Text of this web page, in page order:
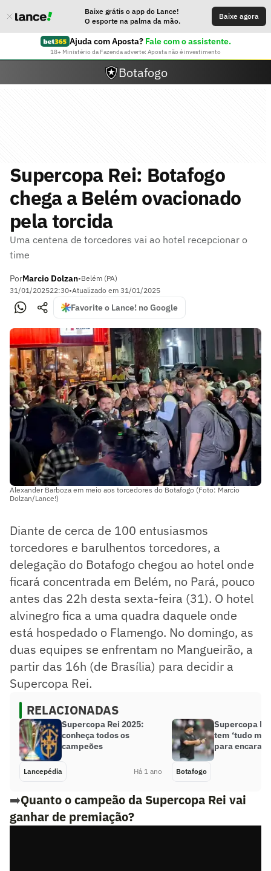
Baixe grátis o app do Lance!
O esporte na palma da mão.
Baixe agora
Ajuda com Aposta? Fale com o assistente.
18+ Ministério da Fazenda adverte: Aposta não é investimento
Botafogo
Supercopa Rei: Botafogo
chega a Belém ovacionado
pela torcida
Uma centena de torcedores vai ao hotel recepcionar o
time
PorMarcio Dolzan•Belém (PA)
31/01/202522:30•Atualizado em 31/01/2025
Favorite o Lance! no Google
Alexander Barboza em meio aos torcedores do Botafogo (Foto: Marcio
Dolzan/Lance!)
Diante de cerca de 100 entusiasmos
torcedores e barulhentos torcedores, a
delegação do Botafogo chegou ao hotel onde
ficará concentrada em Belém, no Pará, pouco
antes das 22h desta sexta-feira (31). O hotel
alvinegro fica a uma quadra daquele onde
está hospedado o Flamengo. No domingo, as
duas equipes se enfrentam no Mangueirão, a
partir das 16h (de Brasília) para decidir a
Supercopa Rei.
RELACIONADAS
Supercopa Rei 2025:
conheça todos os
campeões
Lancepédia Há 1 ano
Supercopa
tem ‘tudo
para encarar
Botafogo
➡️Quanto o campeão da Supercopa Rei vai
ganhar de premiação?